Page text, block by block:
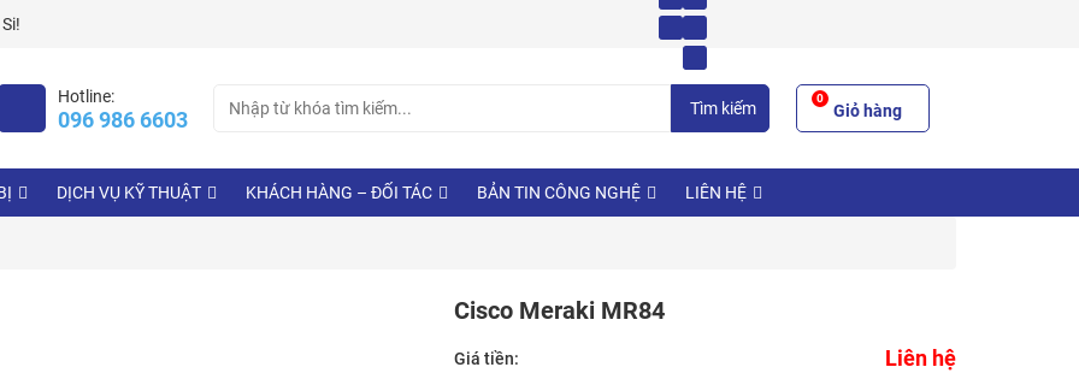
Hotline:
096 986 6603
for:
Tìm kiếm
0
Giỏ hàng
DỊCH VỤ KỸ THUẬT KHÁCH HÀNG – ĐỐI TÁC BẢN TIN CÔNG NGHỆ LIÊN HỆ
Cisco Meraki MR84
Giá tiền: Liên hệ